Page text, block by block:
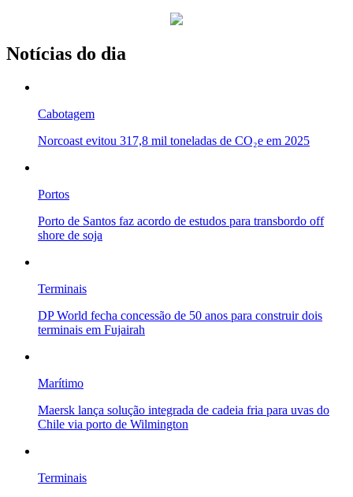
Notícias do dia
Cabotagem
Norcoast evitou 317,8 mil toneladas de CO₂e em 2025
Portos
Porto de Santos faz acordo de estudos para transbordo off
shore de soja
Terminais
DP World fecha concessão de 50 anos para construir dois
terminais em Fujairah
Marítimo
Maersk lança solução integrada de cadeia fria para uvas do
Chile via porto de Wilmington
Terminais